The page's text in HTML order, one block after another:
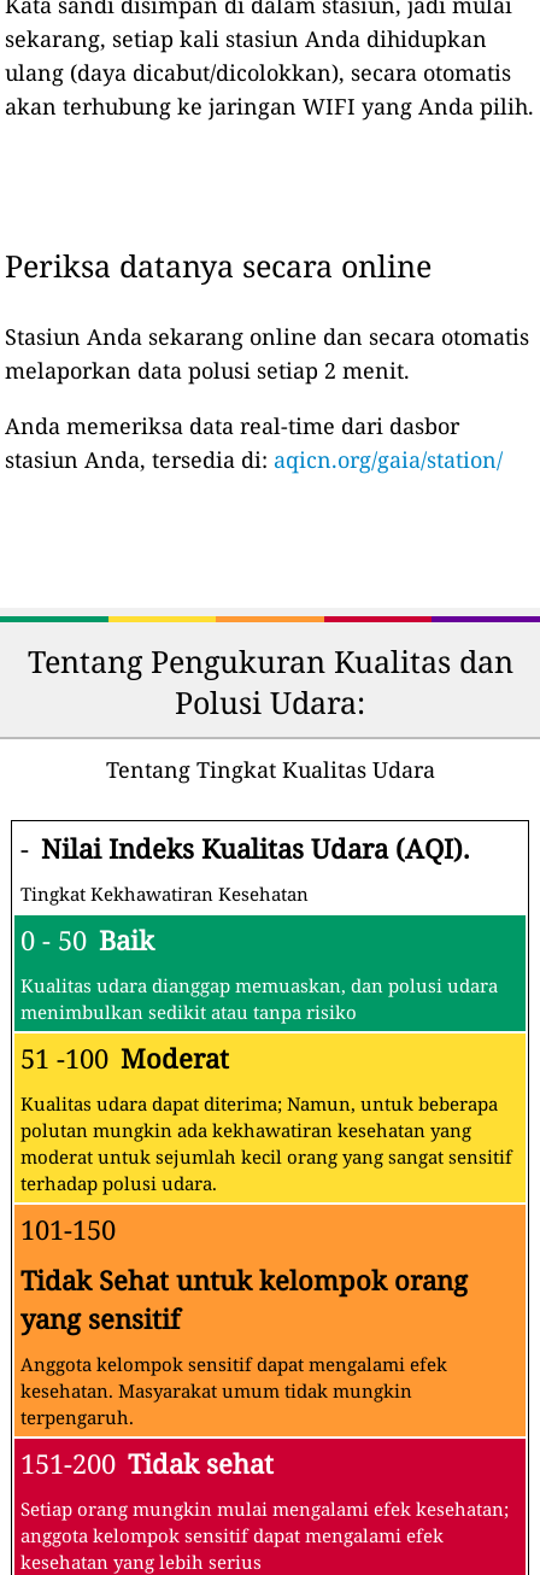
sekarang, setiap kali stasiun Anda dihidupkan
ulang (daya dicabut/dicolokkan), secara otomatis
akan terhubung ke jaringan WIFI yang Anda pilih.
Periksa datanya secara online
Stasiun Anda sekarang online dan secara otomatis
melaporkan data polusi setiap 2 menit.
Anda memeriksa data real-time dari dasbor
stasiun Anda, tersedia di: aqicn.org/gaia/station/
Tentang Pengukuran Kualitas dan
Polusi Udara:
Tentang Tingkat Kualitas Udara
- Nilai Indeks Kualitas Udara (AQI).
Tingkat Kekhawatiran Kesehatan
0 - 50 Baik
Kualitas udara dianggap memuaskan, dan polusi udara
menimbulkan sedikit atau tanpa risiko
51 -100 Moderat
Kualitas udara dapat diterima; Namun, untuk beberapa
polutan mungkin ada kekhawatiran kesehatan yang
moderat untuk sejumlah kecil orang yang sangat sensitif
terhadap polusi udara.
101-150
Tidak Sehat untuk kelompok orang
yang sensitif
Anggota kelompok sensitif dapat mengalami efek
kesehatan. Masyarakat umum tidak mungkin
terpengaruh.
151-200 Tidak sehat
Setiap orang mungkin mulai mengalami efek kesehatan;
anggota kelompok sensitif dapat mengalami efek
kesehatan yang lebih serius